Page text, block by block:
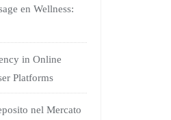
en Wellness:
in Online
Platforms
nel Mercato